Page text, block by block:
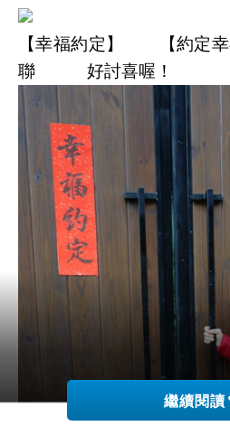
【幸福約定】 【約
聯 好討喜喔！
繼續閱讀